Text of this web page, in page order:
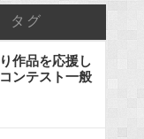
タグ
作品を応援し
ンテスト一般